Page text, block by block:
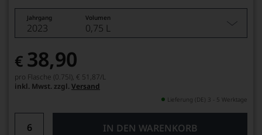
Jahrgang Volumen
2023 0,75 L
€ 38,90
pro Flasche (0.75l), € 51,87/L
inkl. Mwst. zzgl. Versand
Lieferung (DE) 3 - 5 Werktage
IN DEN WARENKORB